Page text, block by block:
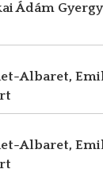
Ádám
Albaret,
Albaret,